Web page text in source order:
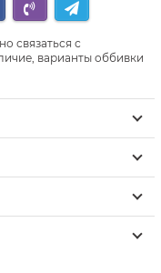
связаться с
варианты оббивки